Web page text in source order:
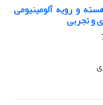
و رویه آلومینیومی
و تجربی